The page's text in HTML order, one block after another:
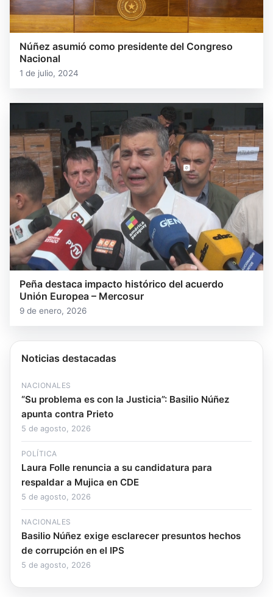
Núñez asumió como presidente del Congreso
Nacional
1 de julio, 2024
Peña destaca impacto histórico del acuerdo
Unión Europea – Mercosur
9 de enero, 2026
Noticias destacadas
NACIONALES
“Su problema es con la Justicia”: Basilio Núñez
apunta contra Prieto
5 de agosto, 2026
POLÍTICA
Laura Folle renuncia a su candidatura para
respaldar a Mujica en CDE
5 de agosto, 2026
NACIONALES
Basilio Núñez exige esclarecer presuntos hechos
de corrupción en el IPS
5 de agosto, 2026